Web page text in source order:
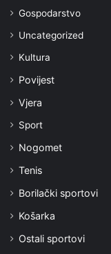
Gospodarstvo
Uncategorized
Kultura
Povijest
Vjera
Sport
Nogomet
Tenis
Borilački sportovi
Košarka
Ostali sportovi